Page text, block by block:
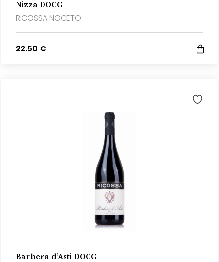
Nizza DOCG
RICOSSA NOCETO
22.50 €
Barbera d’Asti DOCG